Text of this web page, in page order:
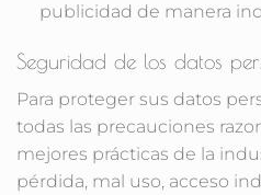
publicidad de manera
Seguridad de los datos
Para proteger sus datos
todas las precauciones
mejores prácticas de la
pérdida, mal uso, acceso